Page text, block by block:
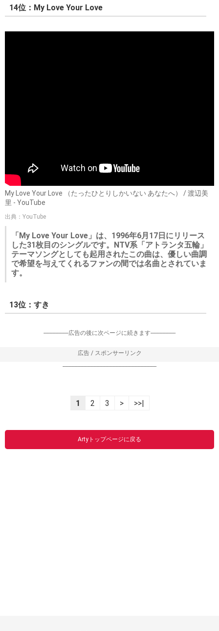
14位：My Love Your Love
My Love Your Love （たったひとりしかいない あなたへ） / 渡辺美
里 - YouTube
出典：YouTube
「My Love Your Love」は、1996年6月17日にリリース
した31枚目のシングルです。NTV系「アトランタ五輪」
テーマソングとしても起用されたこの曲は、優しい曲調
で希望を与えてくれるファンの間では名曲とされていま
す。
13位：すき
-----------------広告の後に次ページに続きます-----------------
広告 / スポンサーリンク
----------------------------------------------------------------
1 2 3 > >>|
Artyトップページに戻る